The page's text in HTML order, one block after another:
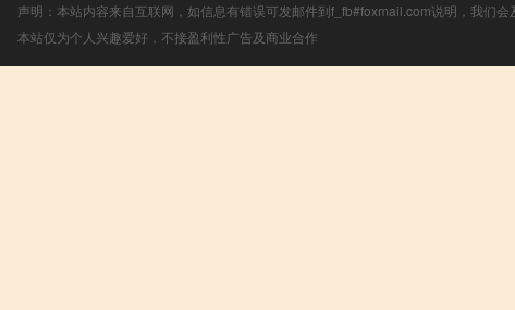
声明：本站内容来自互联网，如信息有错误可发邮件到f_fb#foxmail.com说明，我们会
本站仅为个人兴趣爱好，不接盈利性广告及商业合作